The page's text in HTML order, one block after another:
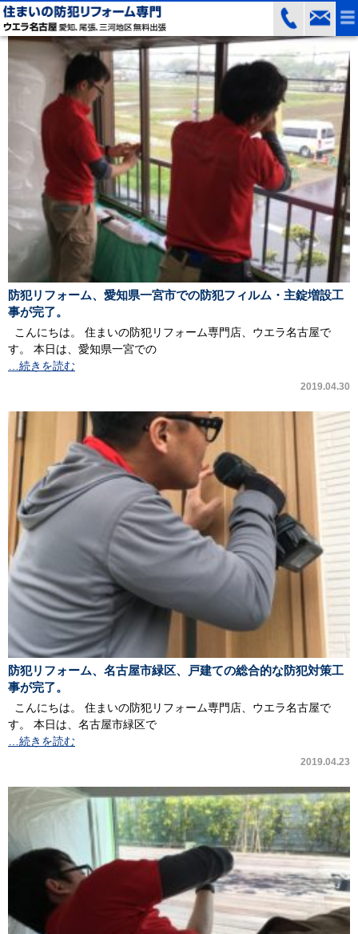
防犯リフォーム、愛知県一宮市での防犯フィルム・主錠増設工
事が完了。
こんにちは。 住まいの防犯リフォーム専門店、ウエラ名古屋で
す。 本日は、愛知県一宮での
…続きを読む
2019.04.30
防犯リフォーム、名古屋市緑区、戸建ての総合的な防犯対策工
事が完了。
こんにちは。 住まいの防犯リフォーム専門店、ウエラ名古屋で
す。 本日は、名古屋市緑区で
…続きを読む
2019.04.23